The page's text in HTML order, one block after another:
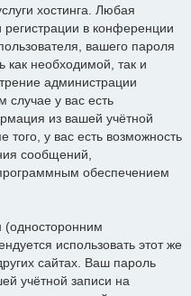
хостинга. Любая
в конференции
вашего пароля
как необходимой, так и
администрации
у вас есть
из вашей учётной
того, у вас есть возможность
сообщений,
обеспечением
использовать этот же
сайтах. Ваш пароль
учётной записи на